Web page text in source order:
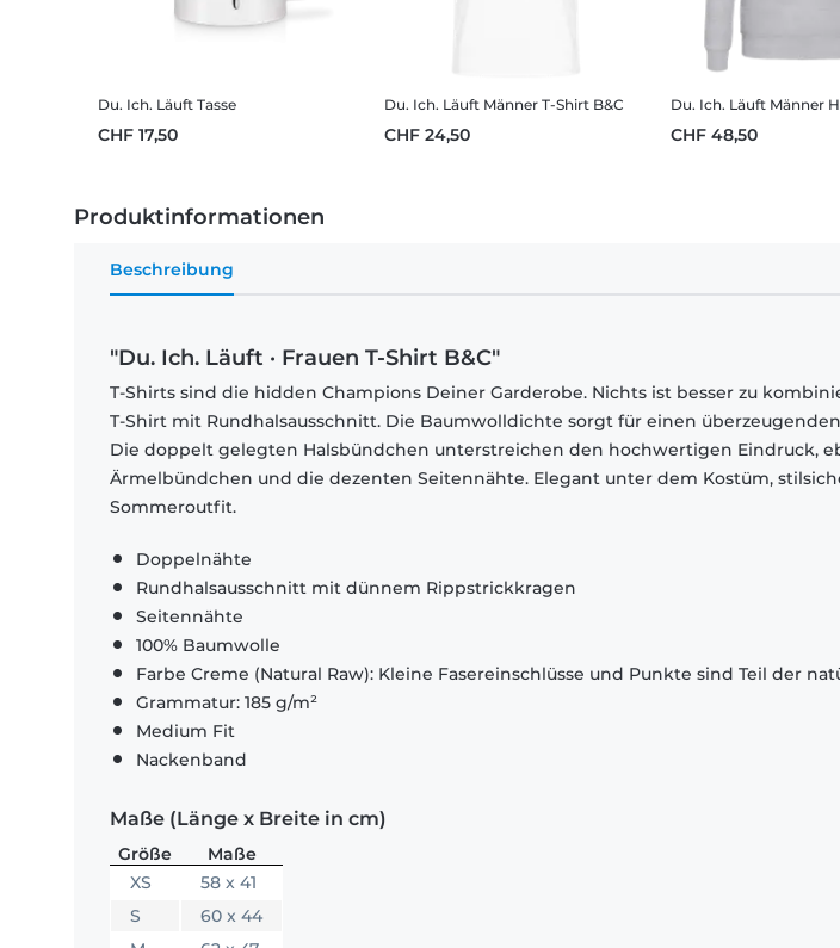
Du. Ich. Läuft Tasse
CHF 17,50
Du. Ich. Läuft Männer T-Shirt B&C
CHF 24,50
Du. Ich. Läuft Männer
CHF 48,50
Produktinformationen
Beschreibung
"Du. Ich. Läuft · Frauen T-Shirt B&C"
T-Shirts sind die hidden Champions Deiner Garderobe. Nichts ist besser zu
T-Shirt mit Rundhalsausschnitt. Die Baumwolldichte sorgt für einen
Die doppelt gelegten Halsbündchen unterstreichen den hochwertigen Eindruck,
Ärmelbündchen und die dezenten Seitennähte. Elegant unter dem Kostüm,
Sommeroutfit.
Doppelnähte
Rundhalsausschnitt mit dünnem Rippstrickkragen
Seitennähte
100% Baumwolle
Farbe Creme (Natural Raw): Kleine Fasereinschlüsse und Punkte sind Teil der
Grammatur: 185 g/m²
Medium Fit
Nackenband
Maße (Länge x Breite in cm)
Größe
Maße
XS
58 x 41
S
60 x 44